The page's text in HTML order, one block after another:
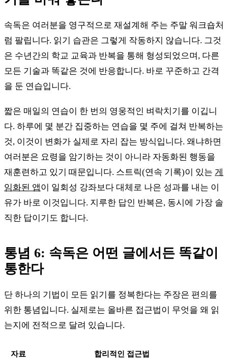
속독은 여러분을 영구적으로 재설계해 주는 주말 워크숍처
럼 팔립니다. 읽기 습관은 그렇게 작동하지 않습니다. 그것
은 수년간의 학교 교육과 반복을 통해 형성되었으며, 다른
모든 기술과 똑같은 것에 반응합니다. 바로 꾸준하고 간격
을 둔 연습입니다.
짧은 매일의 연습이 한 번의 영웅적인 벼락치기를 이깁니
다. 하루에 몇 분간 집중하는 연습을 몇 주에 걸쳐 반복하는
것, 이것이 변화가 실제로 자리 잡는 방식입니다. 왜냐하면
여러분은 요령을 암기하는 것이 아니라 자동화된 행동을
재훈련하고 있기 때문입니다. 스트릭(연속 기록)이 있는 게
임화된 앱이 일회성 강좌보다 대체로 나은 성과를 내는 이
유가 바로 이것입니다. 지루한 답인 반복은, 동시에 가장 솔
직한 답이기도 합니다.
통념 6: 속독은 어떤 글에서든 똑같이
통한다
단 하나의 기법이 모든 읽기를 정복한다는 주장은 편의를
위한 통념입니다. 실제로는 올바른 접근법이 무엇을 왜 읽
는지에 전적으로 달려 있습니다.
자료 합리적인 접근법